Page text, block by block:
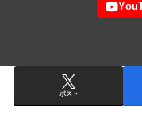
ポスト